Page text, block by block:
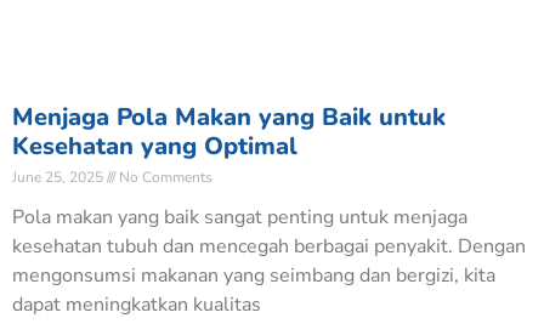
Menjaga Pola Makan yang Baik untuk
Kesehatan yang Optimal
June 25, 2025 No Comments
Pola makan yang baik sangat penting untuk menjaga
kesehatan tubuh dan mencegah berbagai penyakit. Dengan
mengonsumsi makanan yang seimbang dan bergizi, kita
dapat meningkatkan kualitas